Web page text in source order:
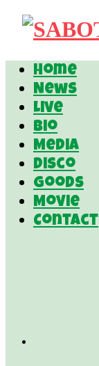
Home
News
Live
Bio
Media
Disco
Goods
Movie
Contact